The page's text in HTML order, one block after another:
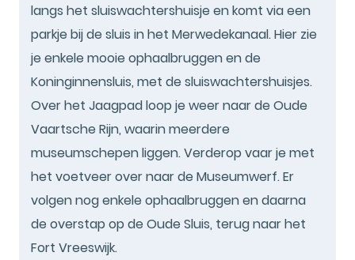
langs het sluiswachtershuisje en komt via een
parkje bij de sluis in het Merwedekanaal. Hier zie
je enkele mooie ophaalbruggen en de
Koninginnensluis, met de sluiswachtershuisjes.
Over het Jaagpad loop je weer naar de Oude
Vaartsche Rijn, waarin meerdere
museumschepen liggen. Verderop vaar je met
het voetveer over naar de Museumwerf. Er
volgen nog enkele ophaalbruggen en daarna
de overstap op de Oude Sluis, terug naar het
Fort Vreeswijk.